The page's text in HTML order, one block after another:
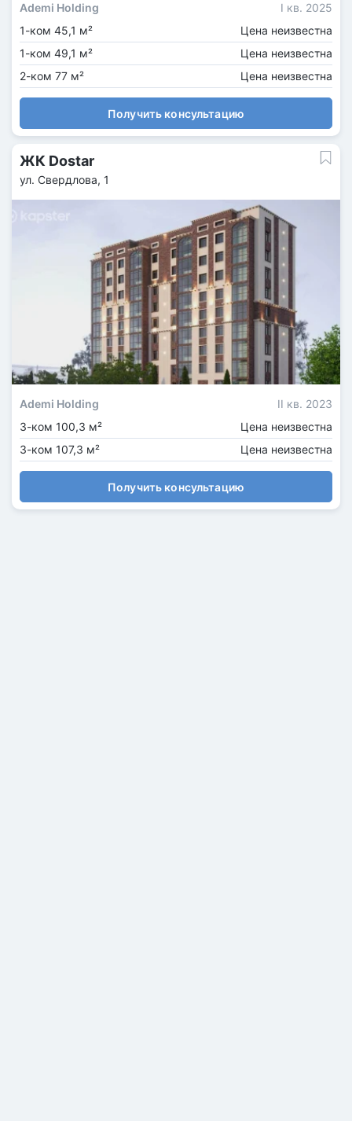
Ademi Holding
I кв. 2025
1-ком 45,1 м²
Цена неизвестна
1-ком 49,1 м²
Цена неизвестна
2-ком 77 м²
Цена неизвестна
Получить консультацию
ЖК Dostar
ул. Свердлова, 1
Ademi Holding
II кв. 2023
3-ком 100,3 м²
Цена неизвестна
3-ком 107,3 м²
Цена неизвестна
Получить консультацию